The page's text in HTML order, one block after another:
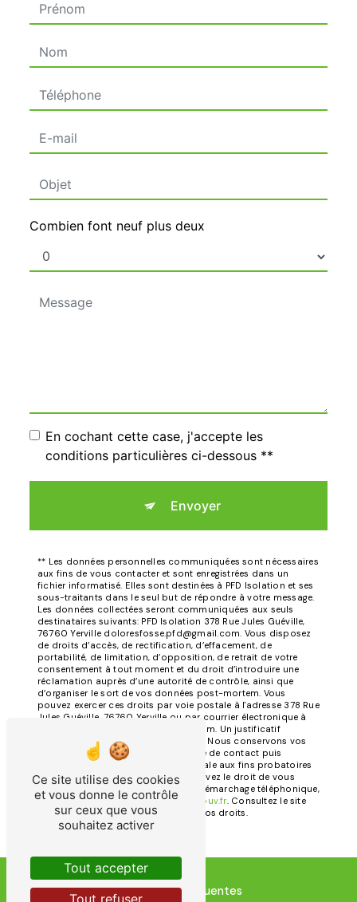
Combien font neuf plus deux
En cochant cette case, j'accepte les
conditions particulières ci-dessous **
Envoyer
** Les données personnelles communiquées sont nécessaires
aux fins de vous contacter et sont enregistrées dans un
fichier informatisé. Elles sont destinées à PFD Isolation et ses
sous-traitants dans le seul but de répondre à votre message.
Les données collectées seront communiquées aux seuls
destinataires suivants: PFD Isolation 378 Rue Jules Guéville,
76760 Yerville doloresfosse.pfd@gmail.com. Vous disposez
de droits d’accès, de rectification, d’effacement, de
portabilité, de limitation, d’opposition, de retrait de votre
consentement à tout moment et du droit d’introduire une
réclamation auprès d’une autorité de contrôle, ainsi que
d’organiser le sort de vos données post-mortem. Vous
pouvez exercer ces droits par voie postale à l'adresse 378 Rue
Jules Guéville, 76760 Yerville ou par courrier électronique à
l'adresse doloresfosse.pfd@gmail.com. Un justificatif
d'identité pourra vous être demandé. Nous conservons vos
données pendant la période de prise de contact puis
pendant la durée de prescription légale aux fins probatoires
et de gestion des contentieux. Vous avez le droit de vous
inscrire sur la liste d'opposition au démarchage téléphonique,
disponible à cette adresse:Bloctel.gouv.fr . Consultez le site
cnil.fr pour plus d’informations sur vos droits.
Recherches fréquentes
Ce site utilise des cookies
et vous donne le contrôle
sur ceux que vous
souhaitez activer
Tout accepter
Tout refuser